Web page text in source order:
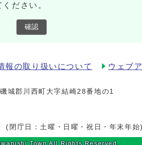
ださい。
確認
報の取り扱いについて ウェブ
城郡川西町大字結崎28番地の1
(閉庁日：土曜・日曜・祝日・年末年始
Town All Rights Reserved.